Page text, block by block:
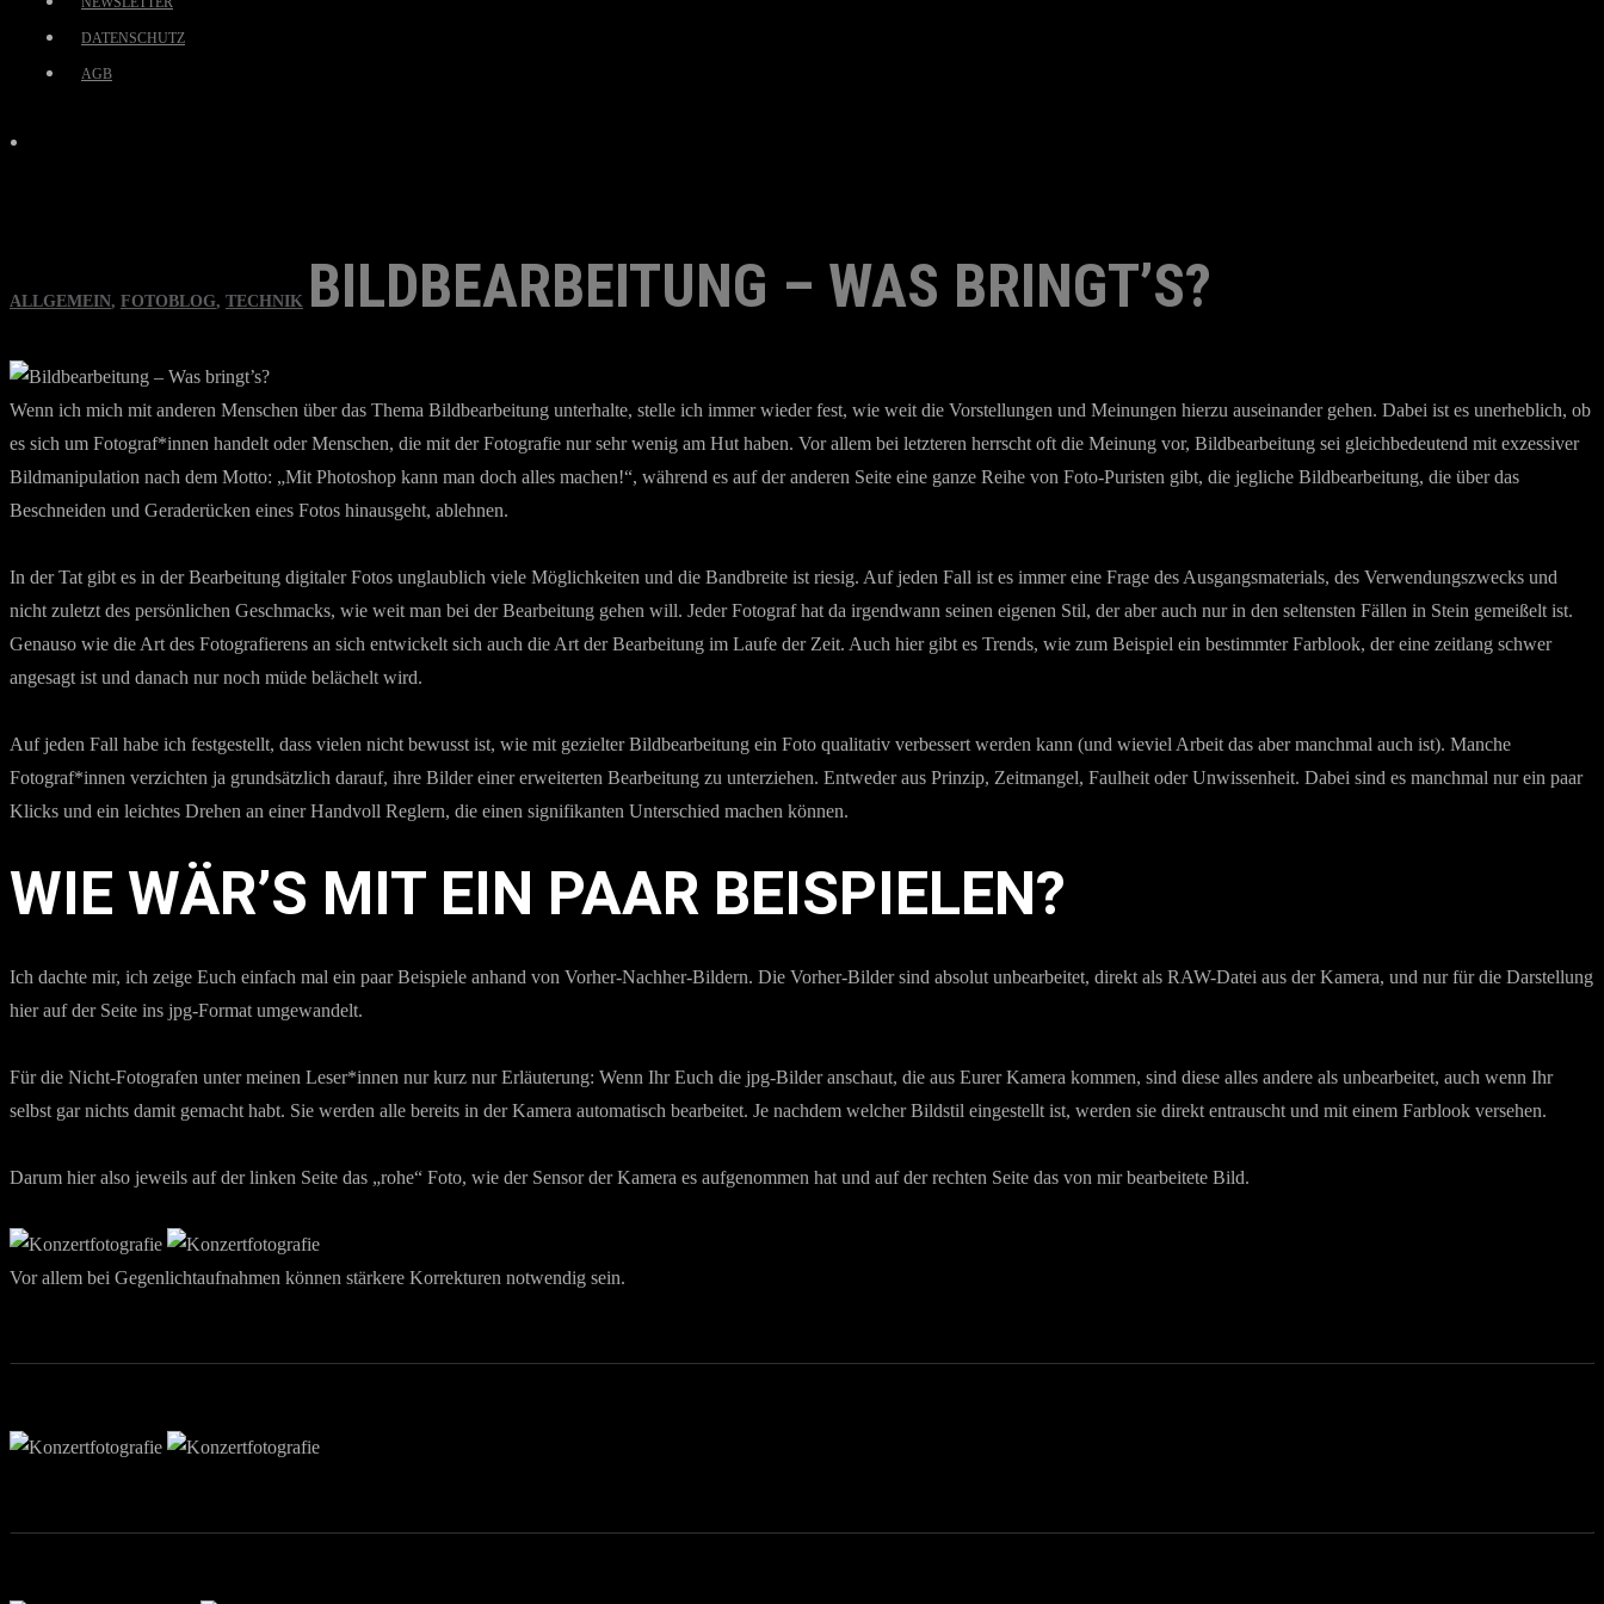
DATENSCHUTZ
AGB
ALLGEMEIN, FOTOBLOG, TECHNIK BILDBEARBEITUNG – WAS BRINGT’S?
Wenn ich mich mit anderen Menschen über das Thema Bildbearbeitung unterhalte, stelle ich immer wieder fest, wie weit die Vorstellungen und Meinungen hierzu auseinander gehen. Dabei ist es unerheblich, ob
es sich um Fotograf*innen handelt oder Menschen, die mit der Fotografie nur sehr wenig am Hut haben. Vor allem bei letzteren herrscht oft die Meinung vor, Bildbearbeitung sei gleichbedeutend mit exzessiver
Bildmanipulation nach dem Motto: „Mit Photoshop kann man doch alles machen!“, während es auf der anderen Seite eine ganze Reihe von Foto-Puristen gibt, die jegliche Bildbearbeitung, die über das
Beschneiden und Geraderücken eines Fotos hinausgeht, ablehnen.
In der Tat gibt es in der Bearbeitung digitaler Fotos unglaublich viele Möglichkeiten und die Bandbreite ist riesig. Auf jeden Fall ist es immer eine Frage des Ausgangsmaterials, des Verwendungszwecks und
nicht zuletzt des persönlichen Geschmacks, wie weit man bei der Bearbeitung gehen will. Jeder Fotograf hat da irgendwann seinen eigenen Stil, der aber auch nur in den seltensten Fällen in Stein gemeißelt ist.
Genauso wie die Art des Fotografierens an sich entwickelt sich auch die Art der Bearbeitung im Laufe der Zeit. Auch hier gibt es Trends, wie zum Beispiel ein bestimmter Farblook, der eine zeitlang schwer
angesagt ist und danach nur noch müde belächelt wird.
Auf jeden Fall habe ich festgestellt, dass vielen nicht bewusst ist, wie mit gezielter Bildbearbeitung ein Foto qualitativ verbessert werden kann (und wieviel Arbeit das aber manchmal auch ist). Manche
Fotograf*innen verzichten ja grundsätzlich darauf, ihre Bilder einer erweiterten Bearbeitung zu unterziehen. Entweder aus Prinzip, Zeitmangel, Faulheit oder Unwissenheit. Dabei sind es manchmal nur ein paar
Klicks und ein leichtes Drehen an einer Handvoll Reglern, die einen signifikanten Unterschied machen können.
WIE WÄR’S MIT EIN PAAR BEISPIELEN?
Ich dachte mir, ich zeige Euch einfach mal ein paar Beispiele anhand von Vorher-Nachher-Bildern. Die Vorher-Bilder sind absolut unbearbeitet, direkt als RAW-Datei aus der Kamera, und nur für die Darstellung
hier auf der Seite ins jpg-Format umgewandelt.
Für die Nicht-Fotografen unter meinen Leser*innen nur kurz nur Erläuterung: Wenn Ihr Euch die jpg-Bilder anschaut, die aus Eurer Kamera kommen, sind diese alles andere als unbearbeitet, auch wenn Ihr
selbst gar nichts damit gemacht habt. Sie werden alle bereits in der Kamera automatisch bearbeitet. Je nachdem welcher Bildstil eingestellt ist, werden sie direkt entrauscht und mit einem Farblook versehen.
Darum hier also jeweils auf der linken Seite das „rohe“ Foto, wie der Sensor der Kamera es aufgenommen hat und auf der rechten Seite das von mir bearbeitete Bild.
Vor allem bei Gegenlichtaufnahmen können stärkere Korrekturen notwendig sein.